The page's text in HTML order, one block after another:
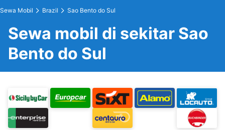
Sewa Mobil Brazil Sao Bento do Sul
Sewa mobil di sekitar Sao
Bento do Sul